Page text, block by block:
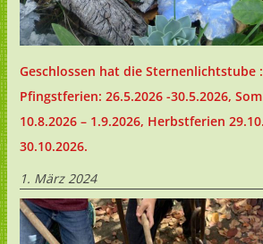
Geschlossen hat die Sternenlichtstube
Pfingstferien: 26.5.2026 -30.5.2026,
10.8.2026 – 1.9.2026, Herbstferien
30.10.2026.
1. März 2024